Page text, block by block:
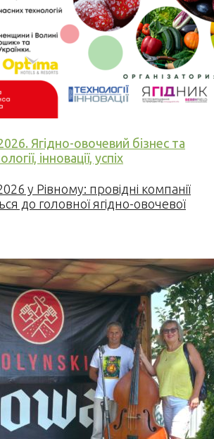
Ягідно-овочевий бізнес та
інновації, успіх
у Рівному: провідні компанії
до головної ягідно-овочевої